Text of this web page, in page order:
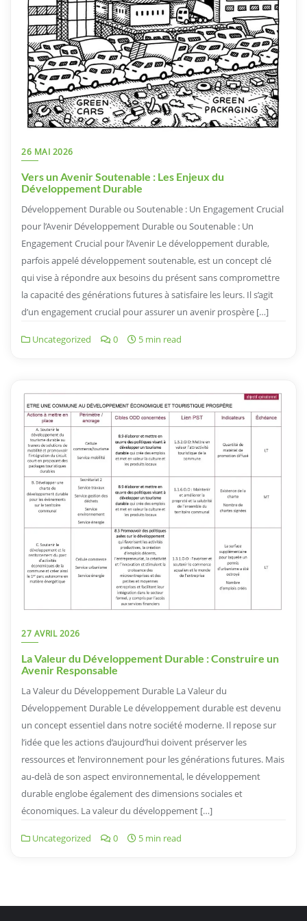
26 MAI 2026
Vers un Avenir Soutenable : Les Enjeux du
Développement Durable
Développement Durable ou Soutenable : Un Engagement Crucial
pour l’Avenir Développement Durable ou Soutenable : Un
Engagement Crucial pour l’Avenir Le développement durable,
parfois appelé développement soutenable, est un concept clé
qui vise à répondre aux besoins du présent sans compromettre
la capacité des générations futures à satisfaire les leurs. Il s’agit
d’un engagement crucial pour assurer un avenir prospère […]
Uncategorized 0 5 min read
27 AVRIL 2026
La Valeur du Développement Durable : Construire un
Avenir Responsable
La Valeur du Développement Durable La Valeur du
Développement Durable Le développement durable est devenu
un concept essentiel dans notre société moderne. Il repose sur
l’idée que les actions d’aujourd’hui doivent préserver les
ressources et l’environnement pour les générations futures. Mais
au-delà de son aspect environnemental, le développement
durable englobe également des dimensions sociales et
économiques. La valeur du développement […]
Uncategorized 0 5 min read